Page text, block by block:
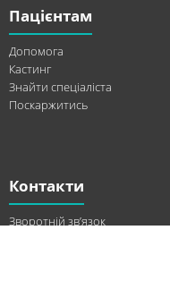
Пацієнтам
Допомога
Кастинг
Знайти спеціаліста
Поскаржитись
Контакти
Зворотній зв’язок